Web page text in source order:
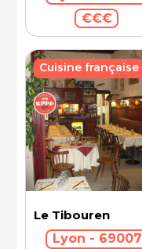
€€€
Le Tibouren
Lyon - 69007
Cuisine française